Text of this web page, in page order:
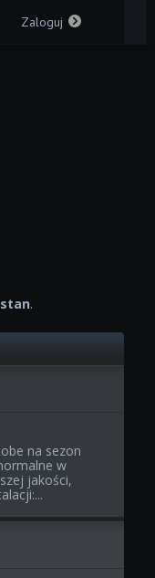
Zaloguj
.
na sezon
w
jakości,